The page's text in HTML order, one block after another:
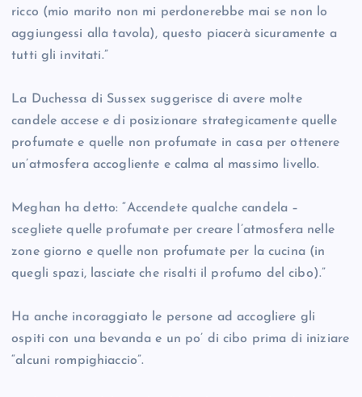
ricco (mio marito non mi perdonerebbe mai se non lo
aggiungessi alla tavola), questo piacerà sicuramente a
tutti gli invitati.”
La Duchessa di Sussex suggerisce di avere molte
candele accese e di posizionare strategicamente quelle
profumate e quelle non profumate in casa per ottenere
un’atmosfera accogliente e calma al massimo livello.
Meghan ha detto: “Accendete qualche candela –
scegliete quelle profumate per creare l’atmosfera nelle
zone giorno e quelle non profumate per la cucina (in
quegli spazi, lasciate che risalti il profumo del cibo).”
Ha anche incoraggiato le persone ad accogliere gli
ospiti con una bevanda e un po’ di cibo prima di iniziare
“alcuni rompighiaccio”.